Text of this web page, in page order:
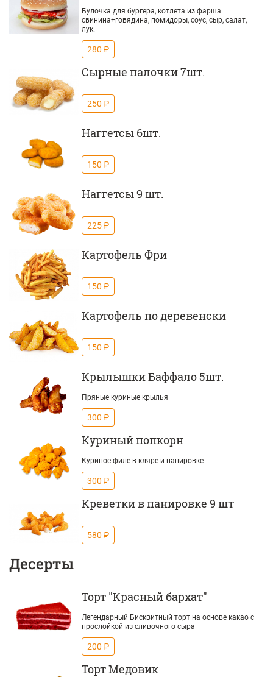
Булочка для бургера, котлета из фарша
свинина+говядина, помидоры, соус, сыр, салат,
лук.
280 ₽
Сырные палочки 7шт.
250 ₽
Наггетсы 6шт.
150 ₽
Наггетсы 9 шт.
225 ₽
Картофель Фри
150 ₽
Картофель по деревенски
150 ₽
Крылышки Баффало 5шт.
Пряные куриные крылья
300 ₽
Куриный попкорн
Куриное филе в кляре и панировке
300 ₽
Креветки в панировке 9 шт
580 ₽
Десерты
Торт "Красный бархат"
Легендарный Бисквитный торт на основе какао с
прослойкой из сливочного сыра
200 ₽
Торт Медовик